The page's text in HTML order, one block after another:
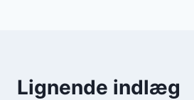
Lignende indlæg